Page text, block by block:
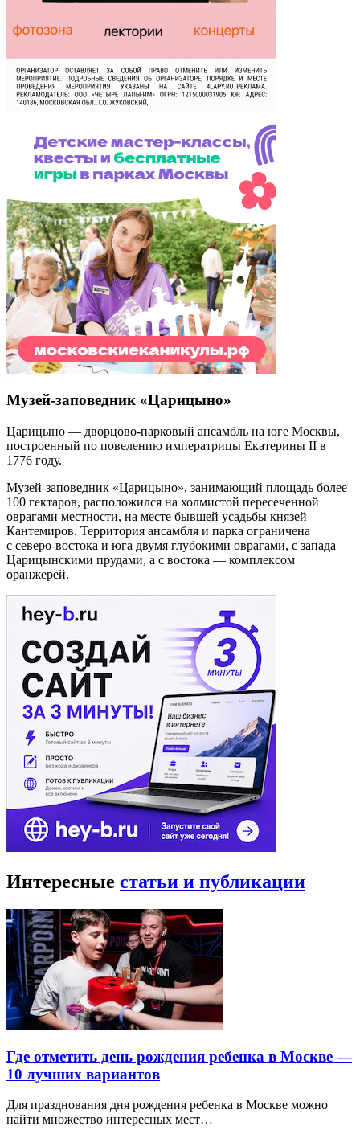
Музей-заповедник «Царицыно»
Царицыно — дворцово-парковый ансамбль на юге Москвы,
построенный по повелению императрицы Екатерины II в
1776 году.
Музей-заповедник «Царицыно», занимающий площадь более
100 гектаров, расположился на холмистой пересеченной
оврагами местности, на месте бывшей усадьбы князей
Кантемиров. Территория ансамбля и парка ограничена
с северо-востока и юга двумя глубокими оврагами, с запада —
Царицынскими прудами, а с востока — комплексом
оранжерей.
Интересные статьи и публикации
Где отметить день рождения ребенка в Москве —
10 лучших вариантов
Для празднования дня рождения ребенка в Москве можно
найти множество интересных мест…